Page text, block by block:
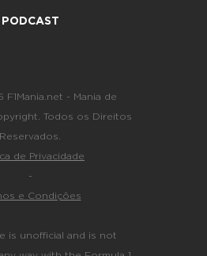
PODCAST
F1Mania.net - Mania de
Todos os Direitos
Reservados.
de Privacidade
-
e Condições
is unofficial and is not